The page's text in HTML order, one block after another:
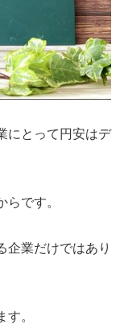
にとって円安はデ
です。
企業だけではあり
。